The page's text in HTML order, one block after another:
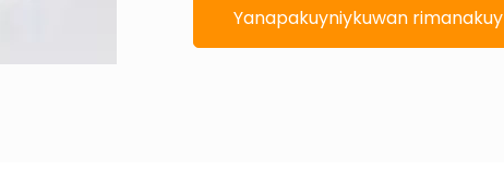
Yanapakuyniykuwan rimanakuy